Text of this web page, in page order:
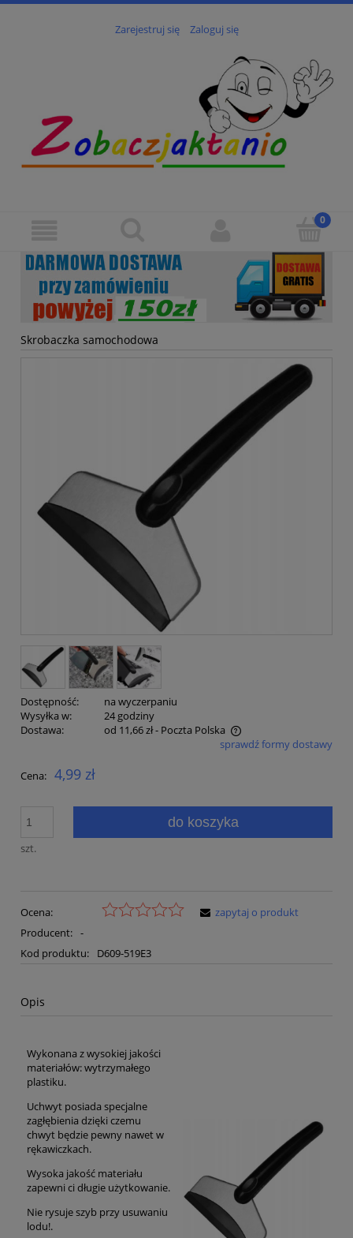
Zarejestruj się Zaloguj się
Skrobaczka samochodowa
Dostępność:
na wyczerpaniu
Wysyłka w:
24 godziny
Dostawa:
od 11,66 zł- Poczta Polska
Cena nie zawiera ewentualnych kosztów płatnościsprawdź formy dostawy
Cena: 4,99 zł
szt.
do koszyka
Ocena:
Producent: -
Kod produktu:
D609-519E3
zapytaj o produkt
Opis
Wykonana z wysokiej jakości
materiałów: wytrzymałego
plastiku.
Uchwyt posiada specjalne
zagłębienia dzięki czemu
chwyt będzie pewny nawet w
rękawiczkach.
Wysoka jakość materiału
zapewni ci długie użytkowanie.
Nie rysuje szyb przy usuwaniu
lodu!.